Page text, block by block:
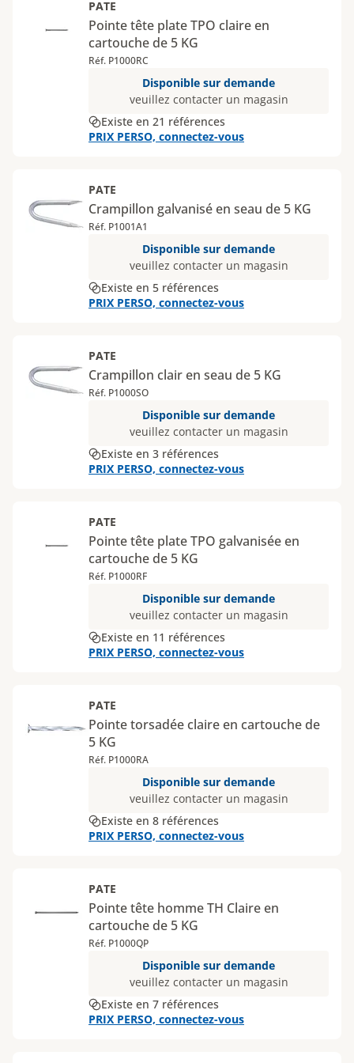
PATE
Pointe tête plate TPO claire en
cartouche de 5 KG
Réf. P1000RC
Disponible sur demande
veuillez contacter un magasin
Existe en 21 références
PRIX PERSO, connectez-vous
PATE
Crampillon galvanisé en seau de 5 KG
Réf. P1001A1
Disponible sur demande
veuillez contacter un magasin
Existe en 5 références
PRIX PERSO, connectez-vous
PATE
Crampillon clair en seau de 5 KG
Réf. P1000SO
Disponible sur demande
veuillez contacter un magasin
Existe en 3 références
PRIX PERSO, connectez-vous
PATE
Pointe tête plate TPO galvanisée en
cartouche de 5 KG
Réf. P1000RF
Disponible sur demande
veuillez contacter un magasin
Existe en 11 références
PRIX PERSO, connectez-vous
PATE
Pointe torsadée claire en cartouche de
5 KG
Réf. P1000RA
Disponible sur demande
veuillez contacter un magasin
Existe en 8 références
PRIX PERSO, connectez-vous
PATE
Pointe tête homme TH Claire en
cartouche de 5 KG
Réf. P1000QP
Disponible sur demande
veuillez contacter un magasin
Existe en 7 références
PRIX PERSO, connectez-vous